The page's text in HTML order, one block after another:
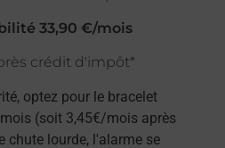
33,90 €/mois
crédit d'impôt*
optez pour le bracelet
(soit 3,45€/mois après
chute lourde, l'alarme se